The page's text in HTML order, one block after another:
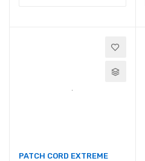
PATCH CORD EXTREME